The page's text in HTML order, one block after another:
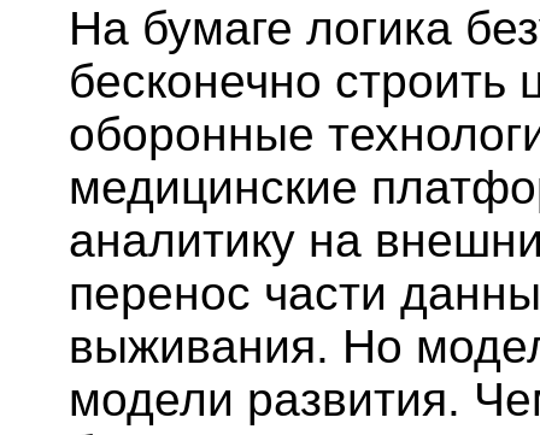
На бумаге логика
бесконечно строить
оборонные
медицинские
аналитику на
перенос части
выживания. Но
модели развития.